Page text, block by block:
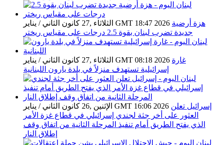
الثلاثاء ,27 كانون الثاني / يناير GMT 18:47 2026 هزة أرضية
جديدة تضرب لبنان بقوة 2.5 درجات على مقياس ريختر
الثلاثاء ,27 كانون الثاني / يناير GMT 08:18 2026 غارة
إسرائيلية تستهدف منزلاً في بلدة يارون اللبنانية
الإثنين ,26 كانون الثاني / يناير GMT 16:06 2026 إسرائيل تعلن
العثور على أخر جثة لجندي إسرائيلي في قطاع غزة الأمر
الذي يفتح الطريق أمام تنفيذ المرحلة الثانية من اتفاق وقف
إطلاق النار